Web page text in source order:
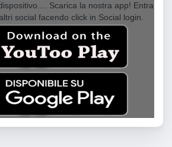
Scarica la nostra app! Entra
social facendo click in Social login.